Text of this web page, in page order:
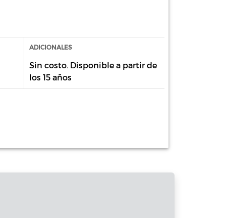
ADICIONALES
Sin costo. Disponible a partir de
los 15 años